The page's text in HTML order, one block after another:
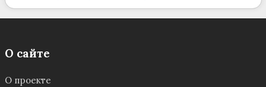
О сайте
О проекте